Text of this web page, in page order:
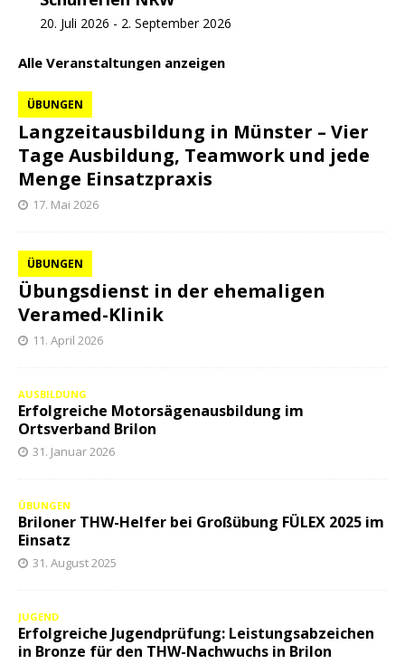
20. Juli 2026 - 2. September 2026
Alle Veranstaltungen anzeigen
Langzeitausbildung in Münster – Vier
Tage Ausbildung, Teamwork und jede
Menge Einsatzpraxis
ÜBUNGEN
17. Mai 2026
Übungsdienst in der ehemaligen
Veramed-Klinik
ÜBUNGEN
11. April 2026
AUSBILDUNG
Erfolgreiche Motorsägenausbildung im
Ortsverband Brilon
31. Januar 2026
ÜBUNGEN
Briloner THW-Helfer bei Großübung FÜLEX 2025 im
Einsatz
31. August 2025
JUGEND
Erfolgreiche Jugendprüfung: Leistungsabzeichen
in Bronze für den THW-Nachwuchs in Brilon